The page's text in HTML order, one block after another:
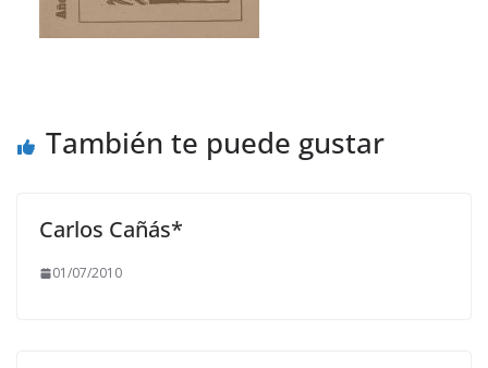
También te puede gustar
Carlos Cañás*
01/07/2010